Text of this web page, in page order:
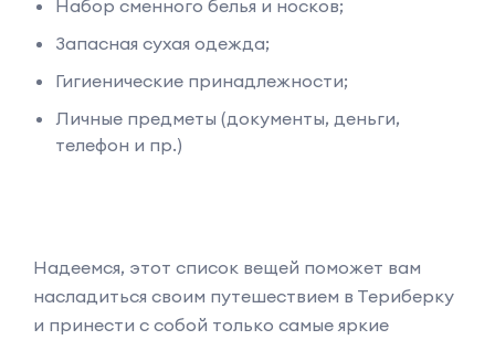
Набор сменного белья и носков;
Запасная сухая одежда;
Гигиенические принадлежности;
Личные предметы (документы, деньги,
телефон и пр.)
Надеемся, этот список вещей поможет вам
насладиться своим путешествием в Териберку
и принести с собой только самые яркие